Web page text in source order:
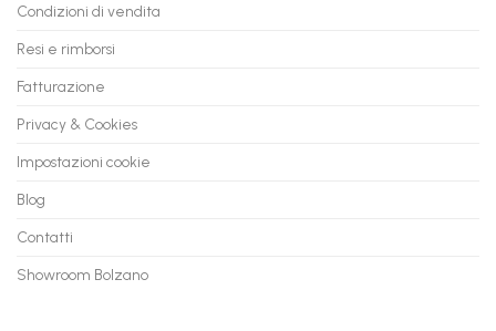
Condizioni di vendita
Resi e rimborsi
Fatturazione
Privacy & Cookies
Impostazioni cookie
Blog
Contatti
Showroom Bolzano